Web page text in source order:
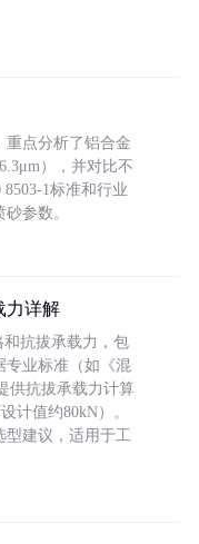
重点分析了铝合金
），并对比不
1标准和行业
参数。
力详解
抗拔承载力，包
专业标准（如《混
供抗拔承载力计算
计值约80kN）。
型建议，适用于工